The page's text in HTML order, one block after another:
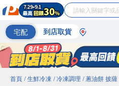
宅配 到店取貨
首頁 / 生鮮冷凍 / 冷凍調理 / 蔥油餅 披薩